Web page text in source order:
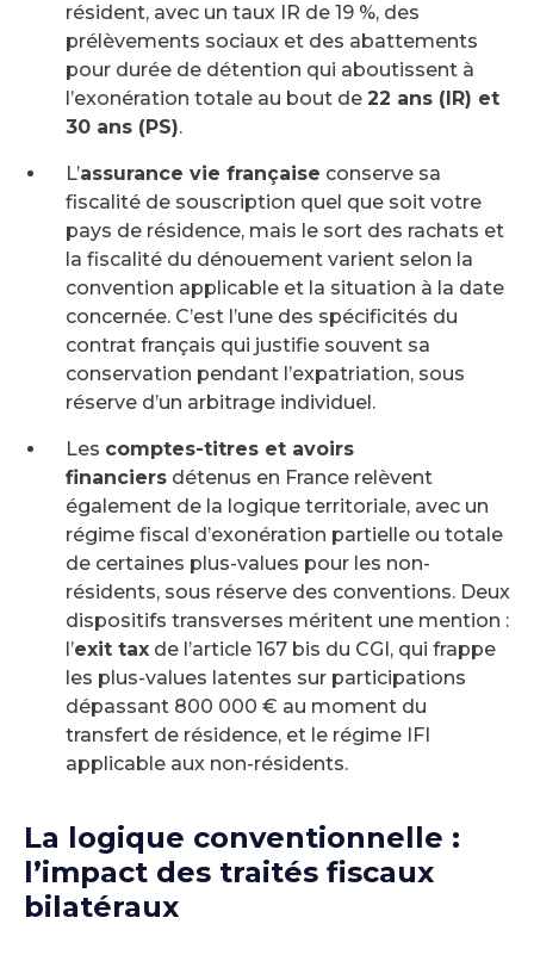
résident, avec un taux IR de 19 %, des
prélèvements sociaux et des abattements
pour durée de détention qui aboutissent à
l’exonération totale au bout de 22 ans (IR) et
30 ans (PS).
L’assurance vie française conserve sa
fiscalité de souscription quel que soit votre
pays de résidence, mais le sort des rachats et
la fiscalité du dénouement varient selon la
convention applicable et la situation à la date
concernée. C’est l’une des spécificités du
contrat français qui justifie souvent sa
conservation pendant l’expatriation, sous
réserve d’un arbitrage individuel.
Les comptes-titres et avoirs
financiers détenus en France relèvent
également de la logique territoriale, avec un
régime fiscal d’exonération partielle ou totale
de certaines plus-values pour les non-
résidents, sous réserve des conventions. Deux
dispositifs transverses méritent une mention :
l’exit tax de l’article 167 bis du CGI, qui frappe
les plus-values latentes sur participations
dépassant 800 000 € au moment du
transfert de résidence, et le régime IFI
applicable aux non-résidents.
La logique conventionnelle :
l’impact des traités fiscaux
bilatéraux